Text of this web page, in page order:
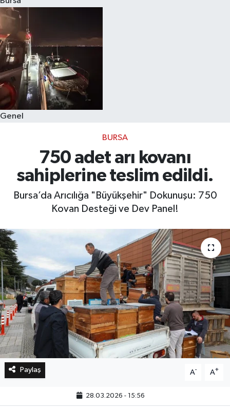
Genel
BURSA
750 adet arı kovanı
sahiplerine teslim edildi.
Bursa’da Arıcılığa "Büyükşehir" Dokunuşu: 750
Kovan Desteği ve Dev Panel!
Paylaş A- A+
28.03.2026 - 15:56
Sağlık
Dünya
Magazin
Kültür & Sanat
Teknoloji
Bilim
Bilim, Teknoloji